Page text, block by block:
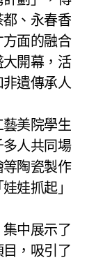
、永春香
面的融合
開幕，活
遺傳承人
美院學生
人共同場
陶瓷製作
娃抓起」
中展示了
，吸引了